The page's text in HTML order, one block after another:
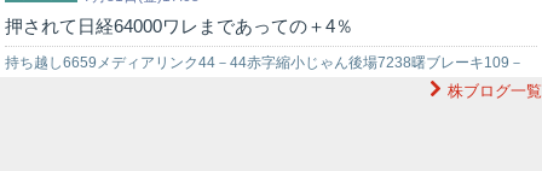
押されて日経64000ワレまであっての＋4％
持ち越し6659メディアリンク44－44赤字縮小じゃん後場7238曙ブレーキ109－
株ブログ一覧